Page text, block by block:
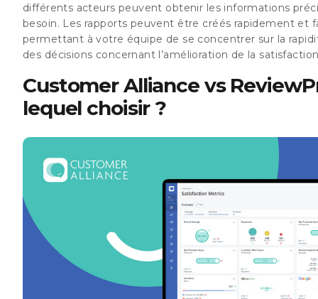
différents acteurs peuvent obtenir les informations
besoin. Les rapports peuvent être créés rapidement et
permettant à votre équipe de se concentrer sur la
des décisions concernant l’amélioration de la
Customer Alliance vs
lequel choisir ?